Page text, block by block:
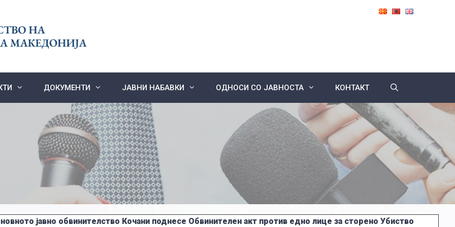
ДОКУМЕНТИ ЈАВНИ НАБАВКИ ОДНОСИ СО ЈАВНОСТА КОНТАКТ
јавно обвинителство Кочани поднесе Обвинителен акт против едно лице за сторено Убиство